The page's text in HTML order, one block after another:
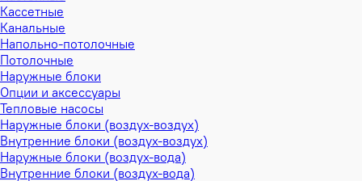
Кассетные
Канальные
Напольно-потолочные
Потолочные
Наружные блоки
Опции и аксессуары
Тепловые насосы
Наружные блоки (воздух-воздух)
Внутренние блоки (воздух-воздух)
Наружные блоки (воздух-вода)
Внутренние блоки (воздух-вода)